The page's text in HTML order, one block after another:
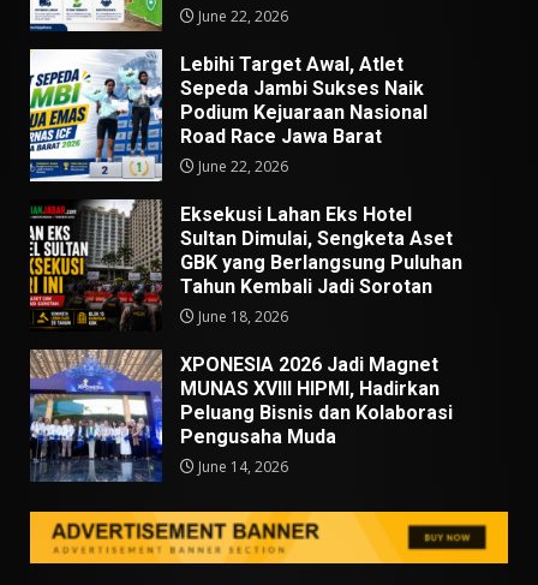
June 22, 2026
Lebihi Target Awal, Atlet
Sepeda Jambi Sukses Naik
Podium Kejuaraan Nasional
Road Race Jawa Barat
June 22, 2026
Eksekusi Lahan Eks Hotel
Sultan Dimulai, Sengketa Aset
GBK yang Berlangsung Puluhan
Tahun Kembali Jadi Sorotan
June 18, 2026
XPONESIA 2026 Jadi Magnet
MUNAS XVIII HIPMI, Hadirkan
Peluang Bisnis dan Kolaborasi
Pengusaha Muda
June 14, 2026